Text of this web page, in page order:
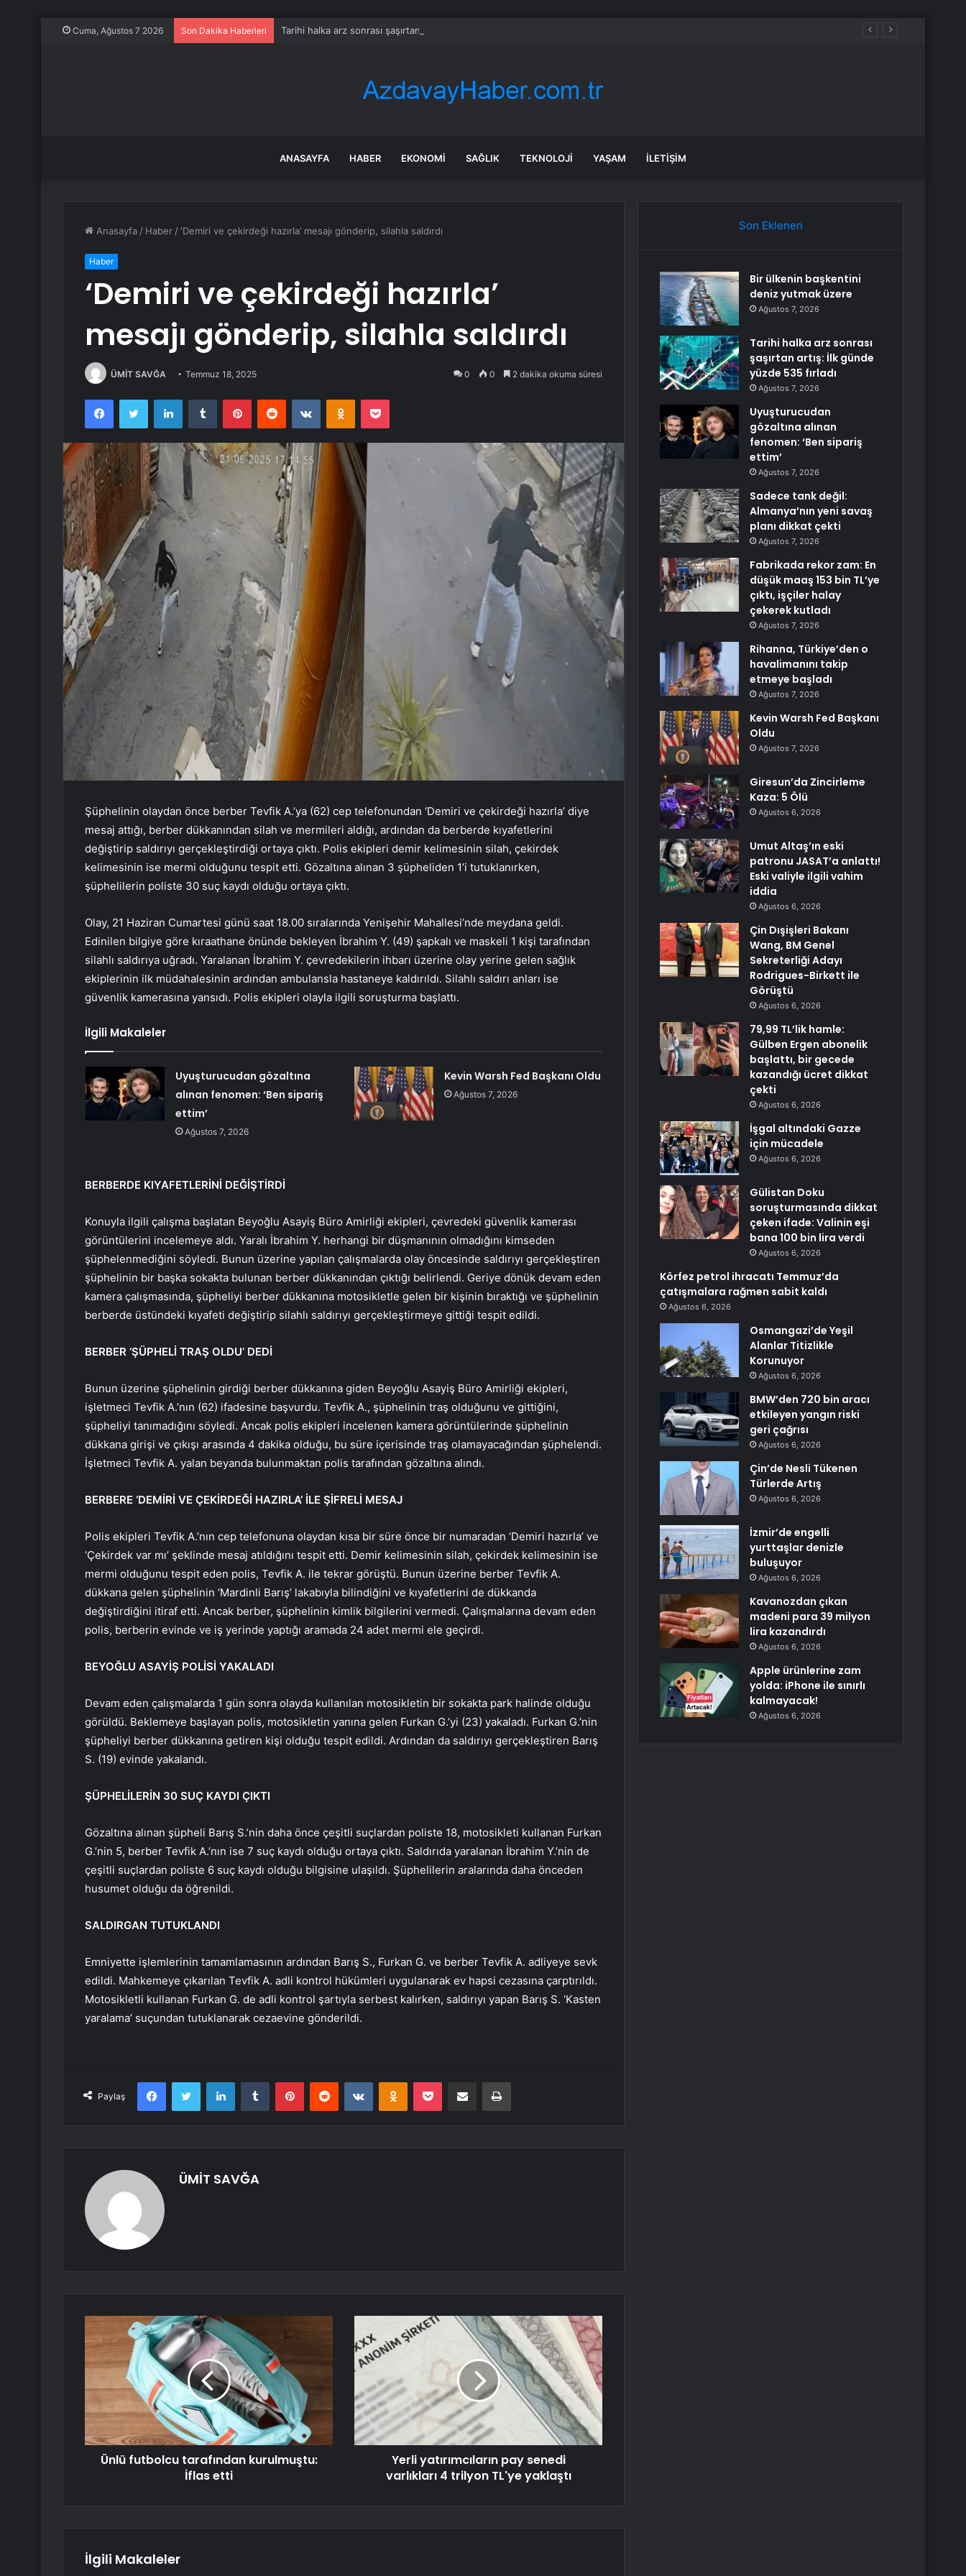
Cuma, Ağustos 7 2026 Son Dakika Haberleri Tarihi halka arz sonrası şaşırtan artış: İlk günde yüzde 535 fırladı
ANASAYFA HABER EKONOMI SAĞLIK TEKNOLOJI YAŞAM İLETIŞIM
Anasayfa / Haber /‘Demiri ve çekirdeği hazırla’ mesajı gönderip, silahla saldırdı
Haber
‘Demiri ve çekirdeği hazırla’
mesajı gönderip, silahla saldırdı
ÜMİT SAVĞA Temmuz 18, 2025 0 0 2 dakika okuma süresi
FacebookTwitter LinkedInTumblr PinterestReddit VKontakteOdnoklassniki
Pocket
Şüphelinin olaydan önce berber Tevfik A.’ya (62) cep telefonundan ‘Demiri ve çekirdeği hazırla’ diye
mesaj attığı, berber dükkanından silah ve mermileri aldığı, ardından da berberde kıyafetlerini
değiştirip saldırıyı gerçekleştirdiği ortaya çıktı. Polis ekipleri demir kelimesinin silah, çekirdek
kelimesinin ise mermi olduğunu tespit etti. Gözaltına alınan 3 şüpheliden 1’i tutuklanırken,
şüphelilerin poliste 30 suç kaydı olduğu ortaya çıktı.
Olay, 21 Haziran Cumartesi günü saat 18.00 sıralarında Yenişehir Mahallesi’nde meydana geldi.
Edinilen bilgiye göre kıraathane önünde bekleyen İbrahim Y. (49) şapkalı ve maskeli 1 kişi tarafından
silahlı saldırıya uğradı. Yaralanan İbrahim Y. çevredekilerin ihbarı üzerine olay yerine gelen sağlık
ekiplerinin ilk müdahalesinin ardından ambulansla hastaneye kaldırıldı. Silahlı saldırı anları ise
güvenlik kamerasına yansıdı. Polis ekipleri olayla ilgili soruşturma başlattı.
İlgili Makaleler
Uyuşturucudan gözaltına
alınan fenomen: ‘Ben sipariş
ettim’
Ağustos 7, 2026
Kevin Warsh Fed Başkanı Oldu
Ağustos 7, 2026
BERBERDE KIYAFETLERİNİ DEĞİŞTİRDİ
Konuyla ilgili çalışma başlatan Beyoğlu Asayiş Büro Amirliği ekipleri, çevredeki güvenlik kamerası
görüntülerini incelemeye aldı. Yaralı İbrahim Y. herhangi bir düşmanının olmadığını kimseden
şüphelenmediğini söyledi. Bunun üzerine yapılan çalışmalarda olay öncesinde saldırıyı gerçekleştiren
şüphelinin bir başka sokakta bulunan berber dükkanından çıktığı belirlendi. Geriye dönük devam eden
kamera çalışmasında, şüpheliyi berber dükkanına motosikletle gelen bir kişinin bıraktığı ve şüphelinin
berberde üstündeki kıyafeti değiştirip silahlı saldırıyı gerçekleştirmeye gittiği tespit edildi.
BERBER ‘ŞÜPHELİ TRAŞ OLDU’ DEDİ
Bunun üzerine şüphelinin girdiği berber dükkanına giden Beyoğlu Asayiş Büro Amirliği ekipleri,
işletmeci Tevfik A.’nın (62) ifadesine başvurdu. Tevfik A., şüphelinin traş olduğunu ve gittiğini,
şüpheliyi tanımadığını söyledi. Ancak polis ekipleri incelenen kamera görüntülerinde şüphelinin
dükkana girişi ve çıkışı arasında 4 dakika olduğu, bu süre içerisinde traş olamayacağından şüphelendi.
İşletmeci Tevfik A. yalan beyanda bulunmaktan polis tarafından gözaltına alındı.
BERBERE ‘DEMİRİ VE ÇEKİRDEĞİ HAZIRLA’ İLE ŞİFRELİ MESAJ
Polis ekipleri Tevfik A.’nın cep telefonuna olaydan kısa bir süre önce bir numaradan ‘Demiri hazırla’ ve
‘Çekirdek var mı’ şeklinde mesaj atıldığını tespit etti. Demir kelimesinin silah, çekirdek kelimesinin ise
mermi olduğunu tespit eden polis, Tevfik A. ile tekrar görüştü. Bunun üzerine berber Tevfik A.
dükkana gelen şüphelinin ‘Mardinli Barış’ lakabıyla bilindiğini ve kıyafetlerini de dükkanda
değiştirdiğini itiraf etti. Ancak berber, şüphelinin kimlik bilgilerini vermedi. Çalışmalarına devam eden
polis, berberin evinde ve iş yerinde yaptığı aramada 24 adet mermi ele geçirdi.
BEYOĞLU ASAYİŞ POLİSİ YAKALADI
Devam eden çalışmalarda 1 gün sonra olayda kullanılan motosikletin bir sokakta park halinde olduğu
görüldü. Beklemeye başlayan polis, motosikletin yanına gelen Furkan G.’yi (23) yakaladı. Furkan G.’nin
şüpheliyi berber dükkanına getiren kişi olduğu tespit edildi. Ardından da saldırıyı gerçekleştiren Barış
S. (19) evinde yakalandı.
ŞÜPHELİLERİN 30 SUÇ KAYDI ÇIKTI
Gözaltına alınan şüpheli Barış S.’nin daha önce çeşitli suçlardan poliste 18, motosikleti kullanan Furkan
G.’nin 5, berber Tevfik A.’nın ise 7 suç kaydı olduğu ortaya çıktı. Saldırıda yaralanan İbrahim Y.’nin de
çeşitli suçlardan poliste 6 suç kaydı olduğu bilgisine ulaşıldı. Şüphelilerin aralarında daha önceden
husumet olduğu da öğrenildi.
SALDIRGAN TUTUKLANDI
Emniyette işlemlerinin tamamlamasının ardından Barış S., Furkan G. ve berber Tevfik A. adliyeye sevk
edildi. Mahkemeye çıkarılan Tevfik A. adli kontrol hükümleri uygulanarak ev hapsi cezasına çarptırıldı.
Motosikletli kullanan Furkan G. de adli kontrol şartıyla serbest kalırken, saldırıyı yapan Barış S. ‘Kasten
yaralama’ suçundan tutuklanarak cezaevine gönderildi.
Paylaş
FacebookTwitter LinkedInTumblr PinterestReddit VKontakteOdnoklassniki
Pocket E-Posta ile paylaş Yazdır
ÜMİT SAVĞA
Ünlü futbolcu tarafından kurulmuştu:
İflas etti
Yerli yatırımcıların pay senedi
varlıkları 4 trilyon TL'ye yaklaştı
İlgili Makaleler
Son Eklenen
Bir ülkenin başkentini
deniz yutmak üzere
Ağustos 7, 2026
Tarihi halka arz sonrası
şaşırtan artış: İlk günde
yüzde 535 fırladı
Ağustos 7, 2026
Uyuşturucudan
gözaltına alınan
fenomen: ‘Ben sipariş
ettim’
Ağustos 7, 2026
Sadece tank değil:
Almanya’nın yeni savaş
planı dikkat çekti
Ağustos 7, 2026
Fabrikada rekor zam: En
düşük maaş 153 bin TL’ye
çıktı, işçiler halay
çekerek kutladı
Ağustos 7, 2026
Rihanna, Türkiye’den o
havalimanını takip
etmeye başladı
Ağustos 7, 2026
Kevin Warsh Fed Başkanı
Oldu
Ağustos 7, 2026
Giresun’da Zincirleme
Kaza: 5 Ölü
Ağustos 6, 2026
Umut Altaş’ın eski
patronu JASAT’a anlattı!
Eski valiyle ilgili vahim
iddia
Ağustos 6, 2026
Çin Dışişleri Bakanı
Wang, BM Genel
Sekreterliği Adayı
Rodrigues-Birkett ile
Görüştü
Ağustos 6, 2026
79,99 TL’lik hamle:
Gülben Ergen abonelik
başlattı, bir gecede
kazandığı ücret dikkat
çekti
Ağustos 6, 2026
İşgal altındaki Gazze
için mücadele
Ağustos 6, 2026
Gülistan Doku
soruşturmasında dikkat
çeken ifade: Valinin eşi
bana 100 bin lira verdi
Ağustos 6, 2026
Körfez petrol ihracatı Temmuz’da
çatışmalara rağmen sabit kaldı
Ağustos 6, 2026
Osmangazi’de Yeşil
Alanlar Titizlikle
Korunuyor
Ağustos 6, 2026
BMW’den 720 bin aracı
etkileyen yangın riski
geri çağrısı
Ağustos 6, 2026
Çin’de Nesli Tükenen
Türlerde Artış
Ağustos 6, 2026
İzmir’de engelli
yurttaşlar denizle
buluşuyor
Ağustos 6, 2026
Kavanozdan çıkan
madeni para 39 milyon
lira kazandırdı
Ağustos 6, 2026
Apple ürünlerine zam
yolda: iPhone ile sınırlı
kalmayacak!
Ağustos 6, 2026